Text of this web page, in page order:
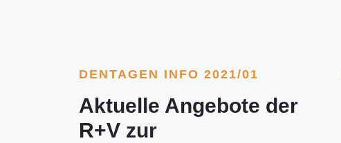
DENTAGEN INFO 2021/01
Aktuelle Angebote der
R+V zur